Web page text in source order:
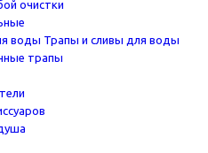
очистки
Трапы и сливы для воды
трапы